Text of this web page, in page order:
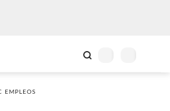
EMPLEOS